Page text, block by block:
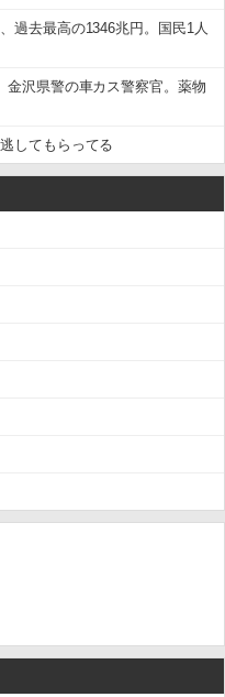
過去最高の1346兆円。国民1人
金沢県警の車カス警察官。薬物
してもらってる